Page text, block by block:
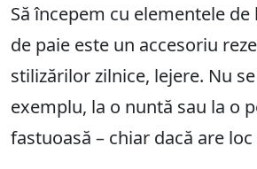
Să începem cu elementele de
de paie este un accesoriu
stilizărilor zilnice, lejere. Nu
exemplu, la o nuntă sau la o
fastuoasă – chiar dacă are loc